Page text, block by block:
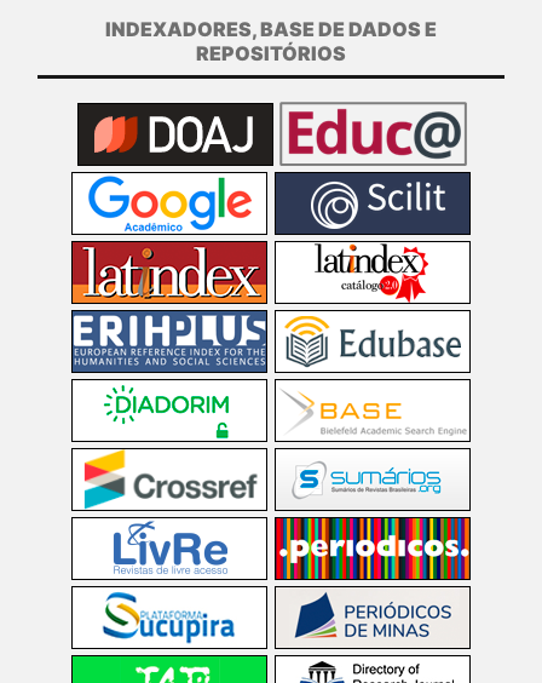
INDEXADORES, BASE DE DADOS E
REPOSITÓRIOS